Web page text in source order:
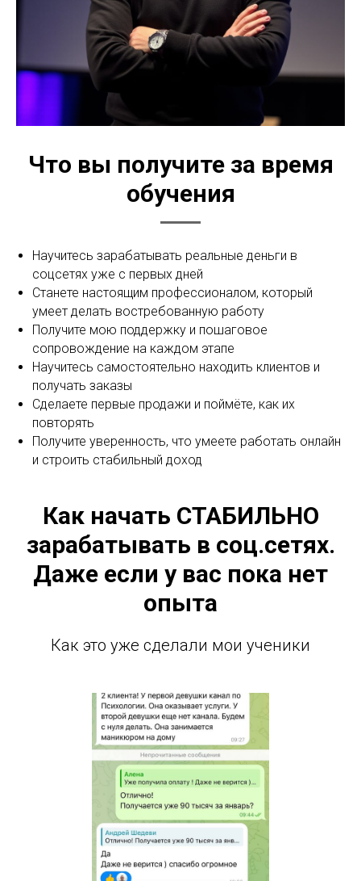
Что вы получите за время
обучения
Научитесь зарабатывать реальные деньги в
соцсетях уже с первых дней
Станете настоящим профессионалом, который
умеет делать востребованную работу
Получите мою поддержку и пошаговое
сопровождение на каждом этапе
Научитесь самостоятельно находить клиентов и
получать заказы
Сделаете первые продажи и поймёте, как их
повторять
Получите уверенность, что умеете работать онлайн
и строить стабильный доход
Как начать СТАБИЛЬНО
зарабатывать в соц.сетях.
Даже если у вас пока нет
опыта
Как это уже сделали мои ученики